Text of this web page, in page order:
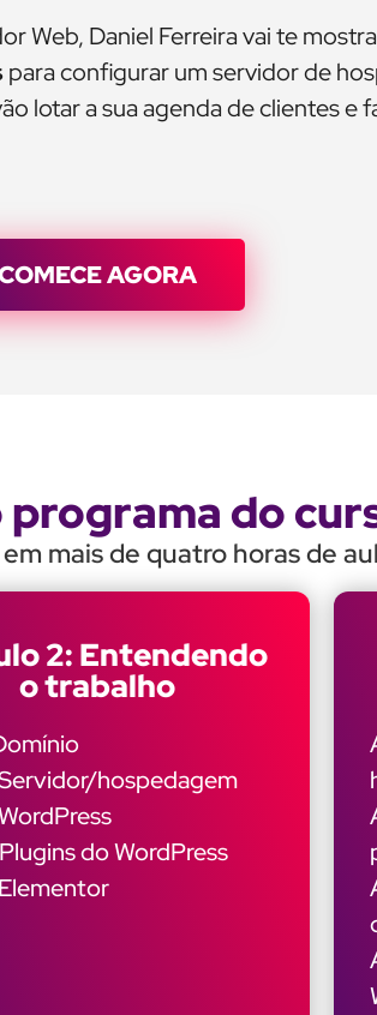
Web, Daniel Ferreira vai te
para configurar um servidor de
lotar a sua agenda de clientes e
AGORA
programa do
mais de quatro horas de
2: Entendendo
o trabalho
hospedagem
do WordPress